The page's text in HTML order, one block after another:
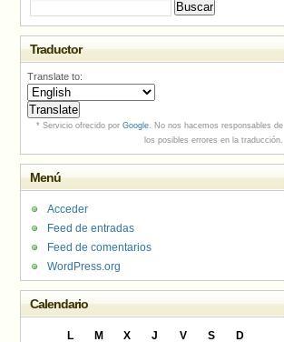
Traductor
Translate to:
* Servicio ofrecido por Google. No nos hacemos responsables de
los posibles errores en la traducción.
Menú
Acceder
Feed de entradas
Feed de comentarios
WordPress.org
Calendario
L M X J V S
D